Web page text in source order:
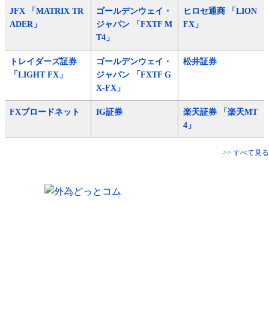
JFX 「MATRIX TR
ADER」
ゴールデンウェイ・
ジャパン 「FXTF M
T4」
ヒロセ通商 「LION
FX」
トレイダーズ証券
「LIGHT FX」
ゴールデンウェイ・
ジャパン 「FXTF G
X-FX」
松井証券
FXブロードネット IG証券
楽天証券 「楽天MT
4」
>> すべて見る